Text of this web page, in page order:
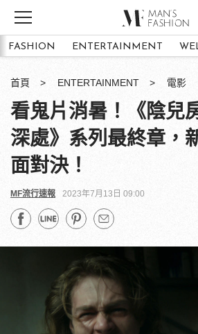
FASHION ENTERTAINMENT
首頁 ENTERTAINMENT 電影
看鬼片消暑！《陰兒
深處》系列最終章，
面對決！
MF流行速報 2023年7月13日 09:00